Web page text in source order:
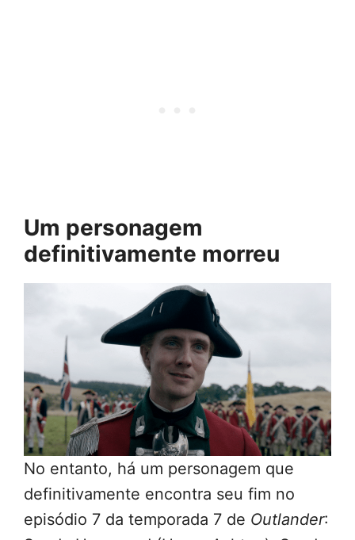
Um personagem
definitivamente morreu
No entanto, há um personagem que
definitivamente encontra seu fim no
episódio 7 da temporada 7 de Outlander: